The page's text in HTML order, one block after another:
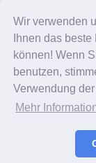
Wir verwenden
Ihnen das
können! Wenn
benutzen,
Verwendung
Mehr